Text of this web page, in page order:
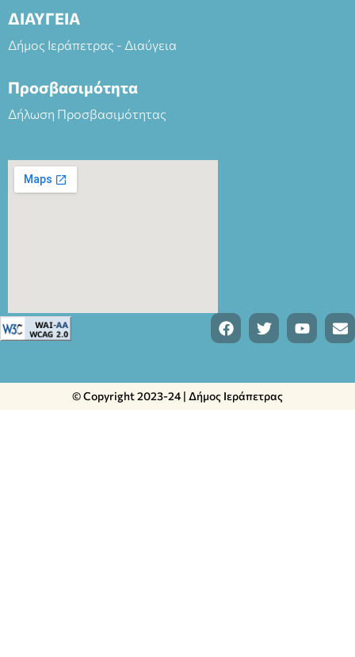
ΔΙΑΥΓΕΙΑ
Δήμος Ιεράπετρας - Διαύγεια
Προσβασιμότητα
Δήλωση Προσβασιμότητας
© Copyright 2023-24 | Δήμος Ιεράπετρας